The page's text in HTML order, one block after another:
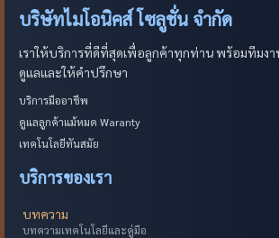
บริษัทไมโอนิคส์ โซลูชั่น จำกัด
เราให้บริการที่ดีที่สุดเพื่อลูกค้าทุกท่าน พร้อมทีมง
ดูแลและให้คำปรึกษา
บริการมืออาชีพ
ดูแลลูกค้าแม้หมด Waranty
เทคโนโลยีทันสมัย
บริการของเรา
บทความ
บทความเทคโนโลยีและคู่มือ